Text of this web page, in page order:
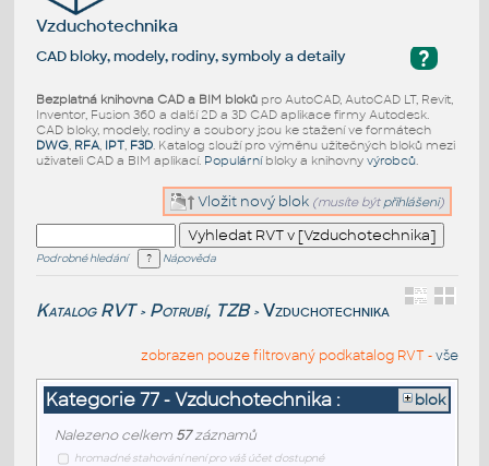
Vzduchotechnika
?
CAD bloky, modely, rodiny, symboly a detaily
Bezplatná knihovna CAD a BIM blokůpro AutoCAD, AutoCAD LT, Revit,
Inventor, Fusion 360 a další 2D a 3D CAD aplikace firmy Autodesk.
CAD bloky, modely, rodiny a soubory jsou ke stažení ve formátech
DWG, RFA, IPT, F3D. Katalog slouží pro výměnu užitečných bloků mezi
uživateli CAD a BIM aplikací. Populárníbloky a knihovny výrobců.
Vložit nový blok (musíte být přihlášeni)
Podrobné hledání Nápověda
Katalog RVT > Potrubí, TZB > Vzduchotechnika
zobrazen pouze filtrovaný podkatalog RVT -vše
Kategorie 77 - Vzduchotechnika : blok
Nalezeno celkem 57záznamů
hromadné stahování není pro váš účet dostupné